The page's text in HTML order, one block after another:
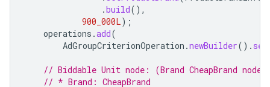
.build(),
900_000L);
operations .add(
AdGroupCriterionOperation .newBuilder().
// Biddable Unit node: (Brand CheapBrand node)
// * Brand: CheapBrand